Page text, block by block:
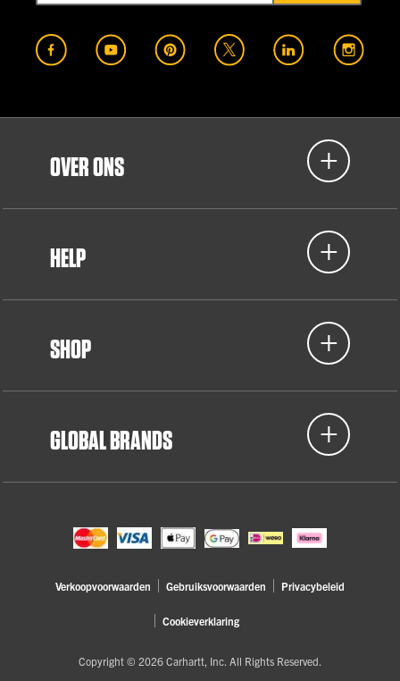
OVER ONS
HELP
SHOP
GLOBAL BRANDS
Verkoopvoorwaarden Gebruiksvoorwaarden Privacybeleid
Cookieverklaring
Copyright © 2026 Carhartt, Inc. All Rights Reserved.